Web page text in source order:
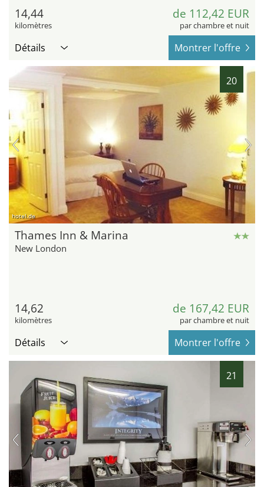
14,44
kilomètres
de 112,42 EUR
par chambre et nuit
Détails Montrer l'offre
20
hotel.de
Thames Inn & Marina
New London
14,62
kilomètres
de 167,42 EUR
par chambre et nuit
Détails Montrer l'offre
21